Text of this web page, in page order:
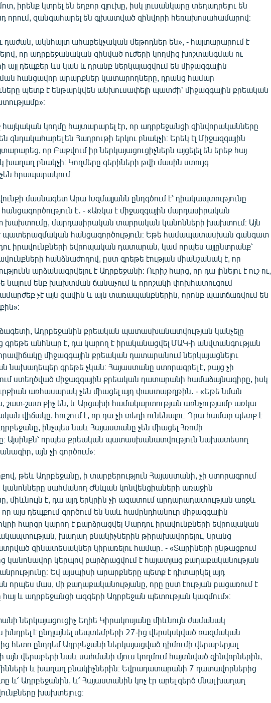
իրենք կտրել են եղբոր գլուխը, իսկ լուսանկարը տեղադրելու են
որում, զանգահարել են գլխատված զինվորի հեռախոսահամարով։
դաժան, ակնհայտ ահաբեկչական մեթոդներ են», - հայտարարում է
որ ադրբեջանական զինված ուժերի կողմից խոշտանգման ու
այլ դեպքեր ևս կան և դրանք ներկայացվում են միջազգային
հանցավոր արարքներ կատարողները, դրանց համար
պետք է ենթարկվեն անխուսափելի պատժի՝ միջազգային քրեական
կողմը հայտարարել էր, որ ադրբեջանցի զինվորականները
գնդակահարել են Հադրութի երկու բնակչի։ Երեկ էլ Միջազգային
որ Բաքվում իր ներկայացուցիչներն այցելել են երեք հայ
խաղաղ բնակչի։ Կողմերը գերիների թվի մասին ստույգ
հրապարակում։
մասնագետ Արա Խզմալյանն ընդգծում է՝ դիակապտությունը
է․ - «Առկա է միջազգային մարդասիրական
խախտումը, մարդասիրական տարրական կանոնների խախտում։ Այն
պատերազմական հանցագործություն։ Եթե համապատասխան գանգատ
իրավունքների եվրոպական դատարան, կամ որպես այլընտրանք՝
հանձնաժողով, ըստ գրեթե էության միանշանակ է, որ
արձանագրվելու է Ադրբեջանի։ Ուրիշ հարց, որ դա լինելու է ուշ ու,
նայում ենք խախտման ճանաչում և որոշակի փոխհատուցում
չէ այն ցավին և այն տառապանքներին, որոնք պատճառվում են
Ադրբեջանին քրեական պատասխանատվության կանչելը
գրեթե անհնար է, դա կարող է իրականացվել ՄԱԿ-ի անվտանգության
միջազգային քրեական դատարանում ներկայացնելու
նախադեպեր գրեթե չկան։ Հայաստանը ստորագրել է, բայց չի
ստեղծված միջազգային քրեական դատարանի համաձայնագիրը, իսկ
առհասարակ չեն միացել այդ փաստաթղթին․ - «Եթե նման
շատ-շատ քիչ են, և Արցախի համակարտության առնչությամբ առկա
վիճակը, հուշում է, որ դա չի տեղի ունենալու։ Դրա համար պետք է
ինչպես նաև Հայաստանը չեն միացել Հռոմի
Այսինքն՝ որպես քրեական պատասխանատվություն նախատեսող
այն չի գործում»։
թեև Ադրբեջանը, ի տարբերություն Հայաստանի, չի ստորագրում
սահմանող Ժնևյան կոնվենցիաների առաջին
միևնույն է, դա այդ երկրին չի ազատում արդարադատության առջև
որ այս դեպքում գործում են նաև համընդհանուր միջազգային
հարցը կարող է բարձրացվել Մարդու իրավունքների եվրոպական
խաղաղ բնակիչներին թիրախավորելու, նրանց
զինատեսակներ կիրառելու համար․ - «Տարիների ընթացքում
կանոնավոր կերպով բարձրացվում է հայատյաց քաղաքականության
Եվ այսպիսի արարքները պետք է դիտարկել այդ
որպես մաս, մի քաղաքականությանը, որը ըստ էության բացառում է
և ադրբեջանցի ազգերի Ադրբեջան պետության կազմում»։
ներկայացուցիչ Եղիե Կիրակոսյանը միևնույն ժամանակ
է ընդլայնել սեպտեմբերի 27-ից վերսկսկված ռազմական
հետո ընդդեմ Ադրբեջանի ներկայացված դիմումի վերաբերյալ
այն վերաբերի նաև սահմանի մյուս կողմում հայտնված զինվորներին,
և խաղաղ բնակիչներին։ Եվրադատարանի 7 դատավորներից
և՛ Ադրբեջանին, և՛ Հայաստանին կոչ էր արել զերծ մնալ խաղաղ
խախտելուց։